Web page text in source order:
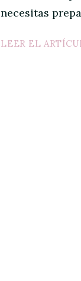
necesitas
LEER EL